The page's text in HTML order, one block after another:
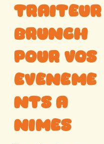
Traiteur
brunch
pour vos
eveneme
nts a
nimes